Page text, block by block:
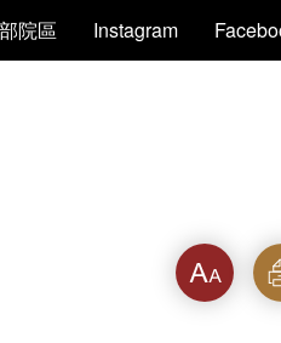
院區 Instagram
字級